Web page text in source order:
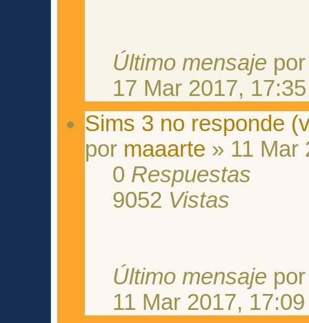
Último mensaje
17 Mar 2017, 17:35
Sims 3 no responde
por maaarte » 11 Mar
0 Respuestas
9052 Vistas
Último mensaje
11 Mar 2017, 17:09